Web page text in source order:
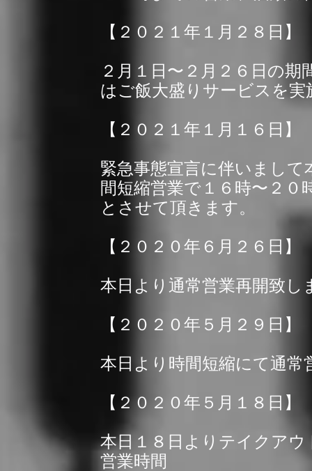
【２０２１年１月２８日】
２月１日〜２月２６日の
はご飯大盛りサービスを実
【２０２１年１月１６日】
緊急事態宣言に伴いまして
間短縮営業で１６時〜２
とさせて頂きます。
【２０２０年６月２６日】
本日より通常営業再開致し
【２０２０年５月２９日】
本日より時間短縮にて通常
【２０２０年５月１８日】
本日１８日よりテイクア
営業時間